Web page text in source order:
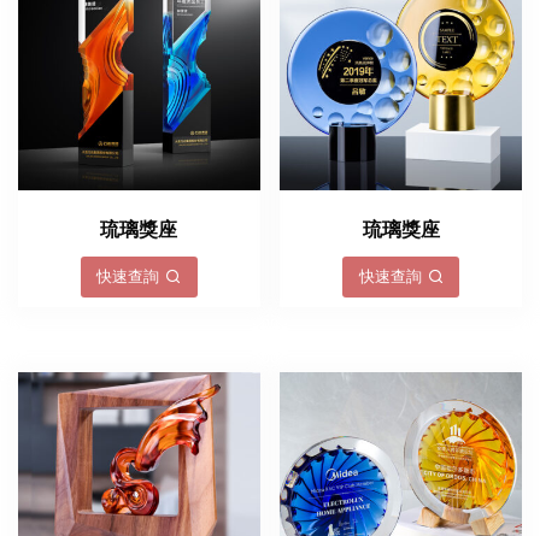
琉璃獎座
快速查詢
琉璃獎座
快速查詢